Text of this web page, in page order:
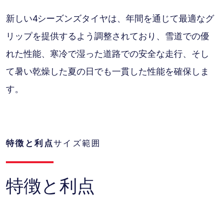
新しい4シーズンズタイヤは、年間を通じて最適なグ
リップを提供するよう調整されており、雪道での優
れた性能、寒冷で湿った道路での安全な走行、そし
て暑い乾燥した夏の日でも一貫した性能を確保しま
す。
特徴と利点サイズ範囲
特徴と利点